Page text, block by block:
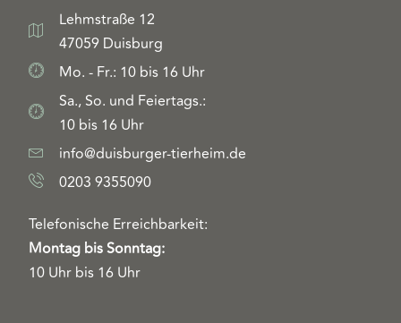
Lehmstraße 12
47059 Duisburg
Mo. - Fr.: 10 bis 16 Uhr
Sa., So. und Feiertags.:
10 bis 16 Uhr
info@duisburger-tierheim.de
0203 9355090
Telefonische Erreichbarkeit:
Montag bis Sonntag:
10 Uhr bis 16 Uhr